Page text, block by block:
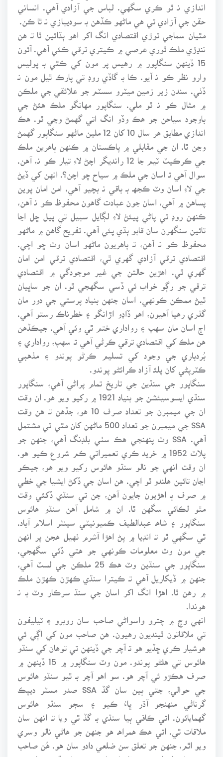
اندازي نـ ٿو ڪري سگهي. لباس جي آزادي آهي. انساني
حقن جي آزادي تي هي ماڻهو ڪڏهن بـ سوديبازي نـ ٿا ڪن.
مٿيان سماجي توڙي اقتصادي انگ اکر اهو ٻڌائين ٿا تـ هن
ننڍڙي ملڪ ٿوري عرصي ۾ ڪيتري ترقي ڪئي آهي. آئون
15 ڏينهن سنگاپور ۾ رهيس پر مون کي ڪٿي بـ پوليس
وارو نظر ڪو نـ آيو. ڪا بـ گاڏي روڊ تي پارڪ ٿيل مون نـ
ڏٺي. سندن زير زمين ميٽرو سسٽم جو علائقي جي ملڪن
۾ مثال ڪو نـ ٿو ملي. سنگاپور مهانگو ملڪ هئڻ جي
باوجود سياحن جو هڪ وڏو انگ اتي گهمڻ وڃي ٿو. هڪ
اندازي مطابق هر سال 10 کان 12 ملين ماڻهو سنگاپور گهمڻ
وڃن ٿا. ان جي مقابلي ۾ پاڪستان ۾ ڪنهن ٻاهرين ملڪ
جي ڪرڪيٽ ٽيم جا 12 رانديگر اچڻ لاءِ تيار ڪو نـ، آهن.
سوال آهي تـ اسان جي ملڪ ۾ سياح ڇو اچن؟. انهن کي ڏيڻ
جي لاءِ اسان وٽ ڪجهـ بـ باقي نـ بچيو آهي، امن امان پوين
پساهن ۾ آهي، اسان جون عبادت گاهون محفوظ ڪو نـ آهن،
ڪنهن روڊ تي پاڻي پيئڻ لاءِ لڳايل سبيل تي پيل ڇل اڃا
تائين سنگهرن سان قابو ٻڌي پئي آهي. تفريح گاهن ۾ ماڻهو
محفوظ ڪو نـ آهن، تـ ٻاهريون ماڻهو اسان وٽ ڇو اچي.
اقتصادي ترقي آزادي گهري ٿي، اقتصادي ترقي امن امان
گهري ٿي. اهڙين حالتن جي غير موجودگي ۾ اقتصادي
ترقي جو رڳو خواب ئي ڏسي سگهجي ٿو. ان جو ساڀيان
ٿيڻ ممڪن ڪونهي. اسان جنهن بنياد پرستي جي دور مان
گذري رهيا آهيون، اهو ڏاڍو اڙانگو ۽ خطرناڪ رستو آهي.
اڄ اسان مان سهپ ۽ رواداري ختم ٿي وئي آهي. جيڪڏهن
هن ملڪ کي اقتصادي ترقي ڪرڻي آهي تـ سهپ، رواداري ۽
بُردباري جي وجود کي تسليم ڪرڻو پوندو ۽ مذهبي
ڪٽرپڻي کان پلئـ آزاد ڪرائڻو پوندو.
سنگاپور جي سنڌين جي تاريخ تمام پراڻي آهي، سنگاپور
سنڌي ايسوسيئشن جو بنياد 1921 ۾ رکيو ويو هو. ان وقت
ان جي ميمبرن جو تعداد صرف 10 هو، جڏهن تـ هن وقت
SSA جي ميمبرن جو تعداد 500 ماڻهن کان مٿي تي مشتمل
آهي. SSA وٽ پنهنجي هڪ سٺي بلڊنگ آهي، جنهن جو
پلاٽ 1952 ۾ خريد ڪري تعميراتي ڪم شروع ڪيو هو.
ان وقت انهي جو نالو سنڌو هائوس رکيو ويو هو، جيڪو
اڃان تائين هلندو ٿو اچي. هن اسان جي ڏکڻ ايشيا جي خطي
۾ صرف ٻـ اهڙيون جايون آهن، جن تي سنڌي ڏکئي وقت
مٿو لڪائي سگهن ٿا. ان ۾ شامل آهن سنڌو هائوس
سنگاپور ۽ شاهـ عبدالطيف ڪميونيٽي سينٽر اسلام آباد.
ٿي سگهي ٿو تـ انڊيا ۾ پڻ اهڙا آشرم ٺهيل هجن پر انهن
جي مون وٽ معلومات ڪونهي جو هتي ڏئي سگهجي.
سنگاپور جي سنڌين وٽ هڪ 25 ملڪن جي لسٽ آهي،
جنهن ۾ ڏيکاريل آهي تـ ڪيترا سنڌي ڪهڙن ڪهڙن ملڪ
۾ رهن ٿا. اهڙا انگ اکر اسان جي سنڌ سرڪار وٽ بـ نـ
هوندا.
انهي وچ ۾ چترو واسواڻي صاحب سان روبرو ۽ ٽيليفون
تي ملاقاتون ٿينديون رهيون. هن صاحب مون کي اڳي ئي
هوشيار ڪري ڇڏيو هو تـ آچر جي ڏينهن تي توهان کي سنڌو
هائوس تي هلڻو پوندو. مون وٽ سنگاپور ۾ 15 ڏينهن ۾
صرف هڪڙو ئي آچر هو. سو اهو آچر بـ ٿيو سنڌو هائوس
گرناڻي منهنجو آڌر ڀاءُ ڪيو ۽ سڄو سنڌو هائوس
گهمايائون. اتي ڪافي ٻيا سنڌي بـ گڏ ٿي ويا تـ انهن سان
ملاقات ٿي. اتي هڪ همراهـ هو جنهن جو هاڻي نالو وسري
ويو اٿم، جنهن جو تعلق سن ضلعي دادو سان هو. هُن صاحب
پڪوڙا تـ اهڙا بهترين ٺاهيا هئا، جيڪي اڄ ڏينهن تائين نـ